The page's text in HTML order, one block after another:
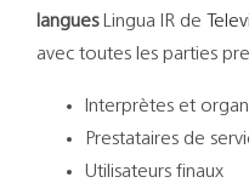
languesLingua IR de
avec toutes les parties
Interprètes et
Prestataires de
Utilisateurs finaux